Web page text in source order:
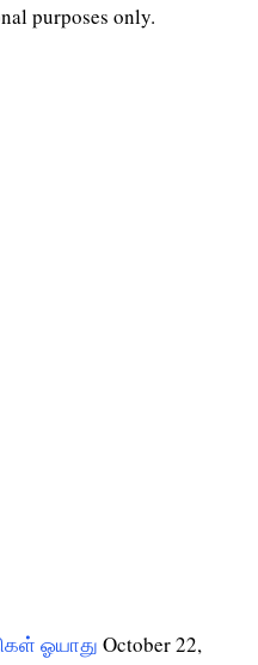
purposes only.
ஓயாது October 22,